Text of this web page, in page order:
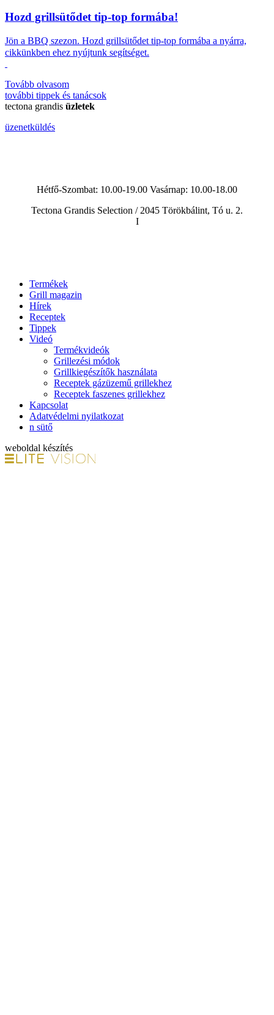
Hozd grillsütődet tip-top formába!
Jön a BBQ szezon. Hozd grillsütődet tip-top formába a nyárra,
cikkünkben ehez nyújtunk segítséget.
Tovább olvasom
további tippek és tanácsok
tectona grandis üzletek
üzenetküldés
Hétfő-Szombat: 10.00-19.00 Vasárnap: 10.00-18.00
Tectona Grandis Selection / 2045 Törökbálint, Tó u. 2.
I
Termékek
Grill magazin
Hírek
Receptek
Tippek
Videó
Termékvideók
Grillezési módok
Grillkiegészítők használata
Receptek gázüzemű grillekhez
Receptek faszenes grillekhez
Kapcsolat
Adatvédelmi nyilatkozat
n sütő
weboldal készítés